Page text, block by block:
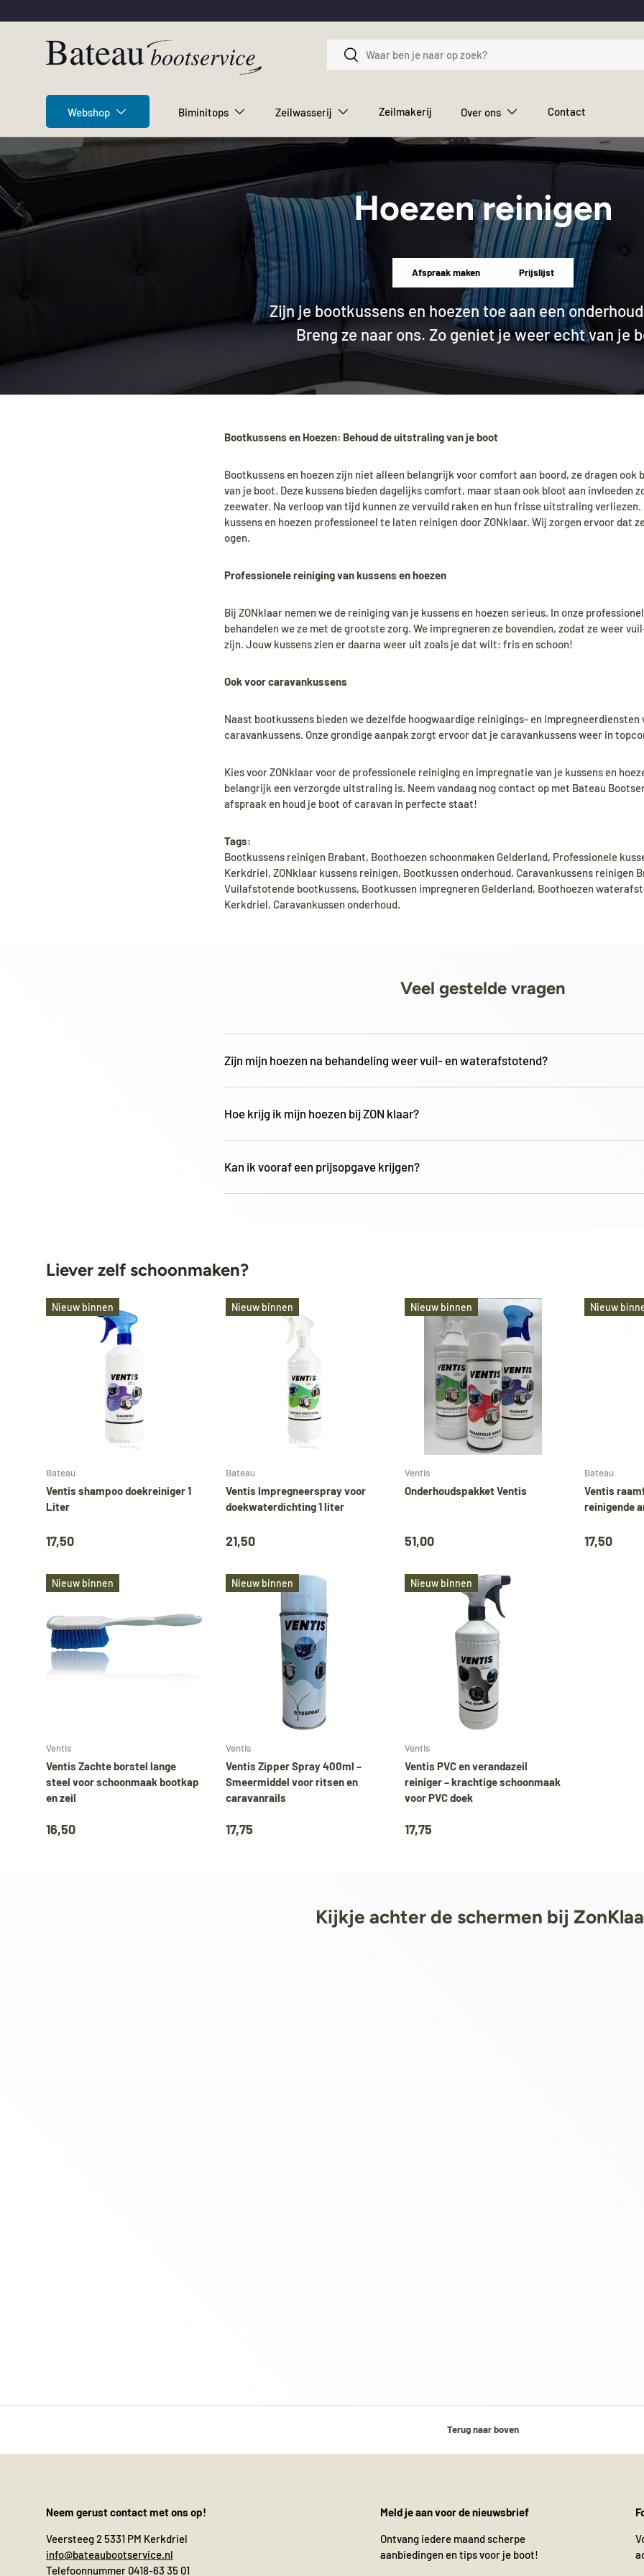
Ga naar inhoud
Zoeken
Zoeken
Webshop Biminitops Zeilwasserij Zeilmakerij Over ons Contact
Hoezen reinigen
Afspraak maken Prijslijst
Zijn je bootkussens en hoezen toe aan een
Breng ze naar ons. Zo geniet je weer echt van je
Bootkussens en Hoezen: Behoud de uitstraling van je boot
Bootkussens en hoezen zijn niet alleen belangrijk voor comfort aan boord, ze dragen ook
van je boot. Deze kussens bieden dagelijks comfort, maar staan ook bloot aan invloeden
zeewater. Na verloop van tijd kunnen ze vervuild raken en hun frisse uitstraling
kussens en hoezen professioneel te laten reinigen door ZONklaar. Wij zorgen ervoor dat
ogen.
Professionele reiniging van kussens en hoezen
Bij ZONklaar nemen we de reiniging van je kussens en hoezen serieus. In onze
behandelen we ze met de grootste zorg. We impregneren ze bovendien, zodat ze weer
zijn. Jouw kussens zien er daarna weer uit zoals je dat wilt: fris en schoon!
Ook voor caravankussens
Naast bootkussens bieden we dezelfde hoogwaardige reinigings- en impregneerdiensten
caravankussens. Onze grondige aanpak zorgt ervoor dat je caravankussens weer in
Kies voor ZONklaar voor de professionele reiniging en impregnatie van je kussens en
belangrijk een verzorgde uitstraling is. Neem vandaag nog contact op met Bateau
afspraak en houd je boot of caravan in perfecte staat!
Tags:
Bootkussens reinigen Brabant, Boothoezen schoonmaken Gelderland, Professionele
Kerkdriel, ZONklaar kussens reinigen, Bootkussen onderhoud, Caravankussens reinigen
Vuilafstotende bootkussens, Bootkussen impregneren Gelderland, Boothoezen
Kerkdriel, Caravankussen onderhoud.
Veel gestelde vragen
Zijn mijn hoezen na behandeling weer vuil- en waterafstotend?
Hoe krijg ik mijn hoezen bij ZON klaar?
Kan ik vooraf een prijsopgave krijgen?
Liever zelf schoonmaken?
Nieuw binnen
Bateau
Ventis shampoo doekreiniger 1
Liter
17,50
Voeg toe aan mijn bestelling
Nieuw binnen
Bateau
Ventis Impregneerspray voor
doekwaterdichting 1 liter
21,50
Voeg toe aan mijn bestelling
Nieuw binnen
Ventis
Onderhoudspakket Ventis
51,00
Voeg toe aan mijn bestelling
Nieuw
Bateau
Ventis
reinigende
17,50
Nieuw binnen
Ventis
Ventis Zachte borstel lange
steel voor schoonmaak bootkap
en zeil
16,50
Voeg toe aan mijn bestelling
Nieuw binnen
Ventis
Ventis Zipper Spray 400ml –
Smeermiddel voor ritsen en
caravanrails
17,75
Voeg toe aan mijn bestelling
Nieuw binnen
Ventis
Ventis PVC en verandazeil
reiniger – krachtige schoonmaak
voor PVC doek
17,75
Kijkje achter de schermen bij
🚤 Vakantiebericht
Tijdens onze vakantie worden Biminitops en
diverse producten gewoon verzonden. Overige
artikelen vanaf24 augustus.
During our holiday,
and various
products will continue to be shipped. All other
Während unseres Urlaubs werden
und verschiedene andere Produkte ganz normal
versendet. Alle übrigen Artikel werden ab dem
24. Augustversendet.
Terug naar boven
Neem gerust contact met ons op!
Veersteeg 2 5331 PM Kerkdriel
info@bateaubootservice.nl
Telefoonnummer 0418-63 35 01
Meld je aan voor de nieuwsbrief
Ontvang iedere maand scherpe
aanbiedingen en tips voor je boot!